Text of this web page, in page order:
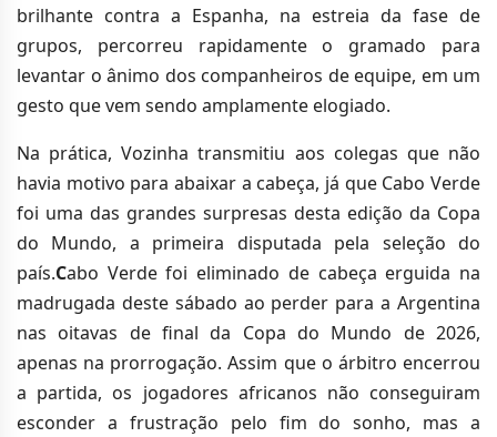
brilhante contra a Espanha, na estreia da fase de
grupos, percorreu rapidamente o gramado para
levantar o ânimo dos companheiros de equipe, em um
gesto que vem sendo amplamente elogiado.
Na prática, Vozinha transmitiu aos colegas que não
havia motivo para abaixar a cabeça, já que Cabo Verde
foi uma das grandes surpresas desta edição da Copa
do Mundo, a primeira disputada pela seleção do
país.Cabo Verde foi eliminado de cabeça erguida na
madrugada deste sábado ao perder para a Argentina
nas oitavas de final da Copa do Mundo de 2026,
apenas na prorrogação. Assim que o árbitro encerrou
a partida, os jogadores africanos não conseguiram
esconder a frustração pelo fim do sonho, mas a